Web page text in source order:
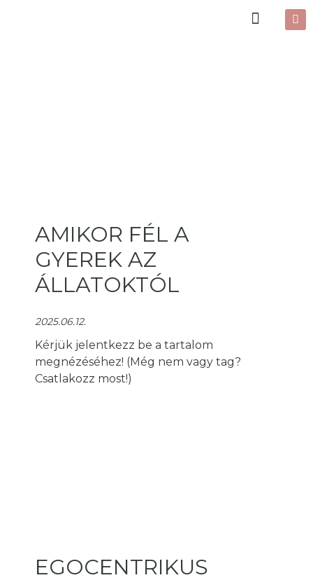
AMIKOR FÉL A
GYEREK AZ
ÁLLATOKTÓL
2025.06.12.
Kérjük jelentkezz be a tartalom
megnézéséhez! (Még nem vagy tag?
Csatlakozz most!)
EGOCENTRIKUS